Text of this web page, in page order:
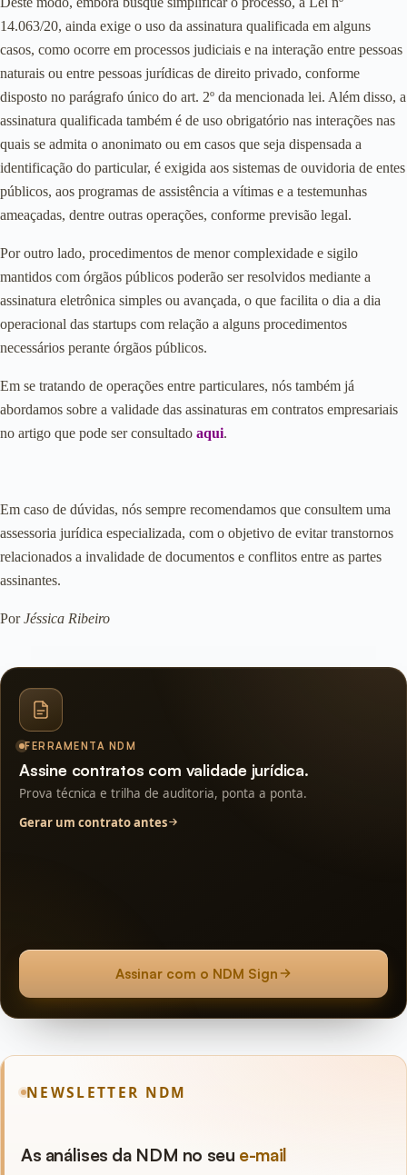
14.063/20, ainda exige o uso da assinatura qualificada em alguns
casos, como ocorre em processos judiciais e na interação entre pessoas
naturais ou entre pessoas jurídicas de direito privado, conforme
disposto no parágrafo único do art. 2º da mencionada lei. Além disso, a
assinatura qualificada também é de uso obrigatório nas interações nas
quais se admita o anonimato ou em casos que seja dispensada a
identificação do particular, é exigida aos sistemas de ouvidoria de entes
públicos, aos programas de assistência a vítimas e a testemunhas
ameaçadas, dentre outras operações, conforme previsão legal.
Por outro lado, procedimentos de menor complexidade e sigilo
mantidos com órgãos públicos poderão ser resolvidos mediante a
assinatura eletrônica simples ou avançada, o que facilita o dia a dia
operacional das startups com relação a alguns procedimentos
necessários perante órgãos públicos.
Em se tratando de operações entre particulares, nós também já
abordamos sobre a validade das assinaturas em contratos empresariais
no artigo que pode ser consultado aqui.
Em caso de dúvidas, nós sempre recomendamos que consultem uma
assessoria jurídica especializada, com o objetivo de evitar transtornos
relacionados a invalidade de documentos e conflitos entre as partes
assinantes.
PorJéssica Ribeiro
FERRAMENTA NDM
Assine contratos com validade jurídica.
Prova técnica e trilha de auditoria, ponta a ponta.
Gerar um contrato antes
Assinar com o NDM Sign
NEWSLETTER NDM
As análises da NDM no seu e-mail